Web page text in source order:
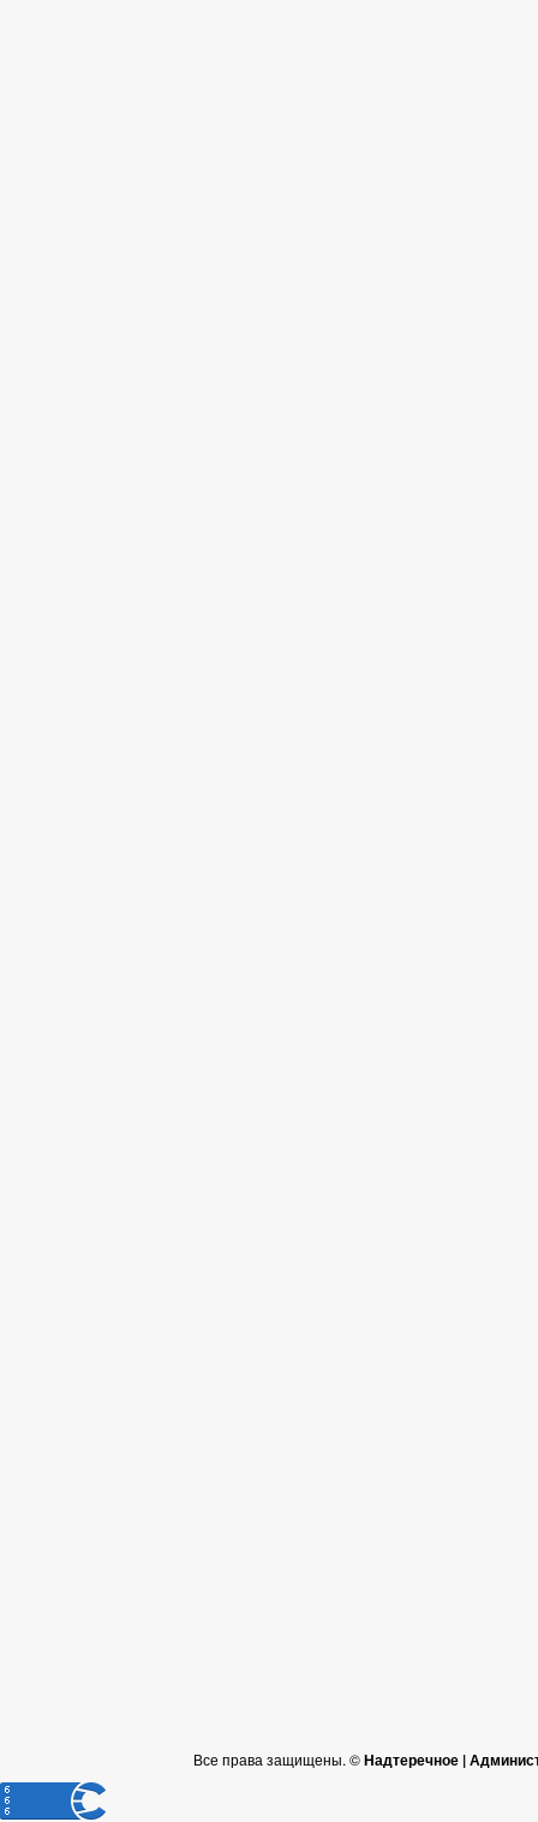
Все права защищены. ©Надтеречное |